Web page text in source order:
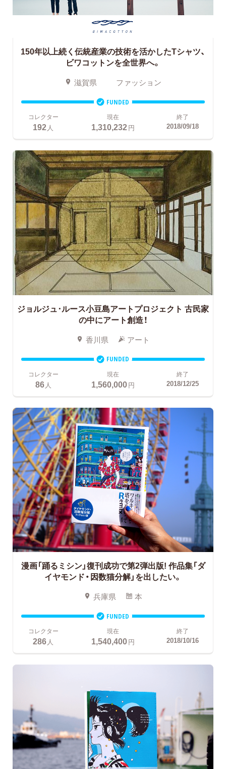
150年以上続く伝統産業の技術を活かしたTシャツ、
ビワコットンを全世界へ。
滋賀県 ファッション
FUNDED
コレクター
192人
現在
1,310,232円
終了
2018/09/18
ジョルジュ･ルース小豆島アートプロジェクト 古民家
の中にアート創造！
香川県 アート
FUNDED
コレクター
86 人
現在
1,560,000円
終了
2018/12/25
漫画「踊るミシン」復刊成功で第2弾出版! 作品集「ダ
イヤモンド・因数猫分解」を出したい。
兵庫県 本
FUNDED
コレクター
286人
現在
1,540,400円
終了
2018/10/16